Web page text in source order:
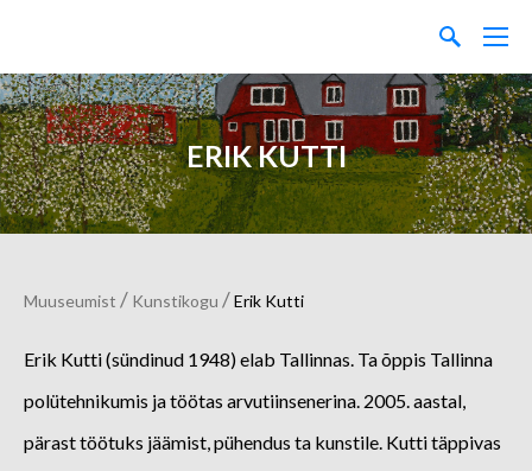
ERIK KUTTI
Muuseumist / Kunstikogu /Erik Kutti
Erik Kutti (sündinud 1948) elab Tallinnas. Ta õppis Tallinna
polütehnikumis ja töötas arvutiinsenerina. 2005. aastal,
pärast töötuks jäämist, pühendus ta kunstile. Kutti täppivas